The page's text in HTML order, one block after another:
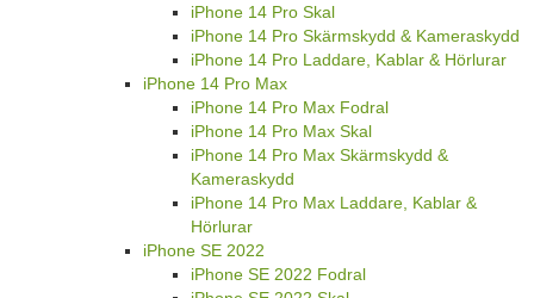
iPhone 14 Pro Skal
iPhone 14 Pro Skärmskydd & Kameraskydd
iPhone 14 Pro Laddare, Kablar & Hörlurar
iPhone 14 Pro Max
iPhone 14 Pro Max Fodral
iPhone 14 Pro Max Skal
iPhone 14 Pro Max Skärmskydd &
Kameraskydd
iPhone 14 Pro Max Laddare, Kablar &
Hörlurar
iPhone SE 2022
iPhone SE 2022 Fodral